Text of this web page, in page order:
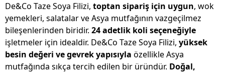
De&Co Taze Soya Filizi, toptan sipariş için uygun, wok
yemekleri, salatalar ve Asya mutfağının vazgeçilmez
bileşenlerinden biridir. 24 adetlik koli seçeneğiyle
işletmeler için idealdir. De&Co Taze Soya Filizi, yüksek
besin değeri ve gevrek yapısıyla özellikle Asya
mutfağında sıkça tercih edilen bir üründür. Doğal,